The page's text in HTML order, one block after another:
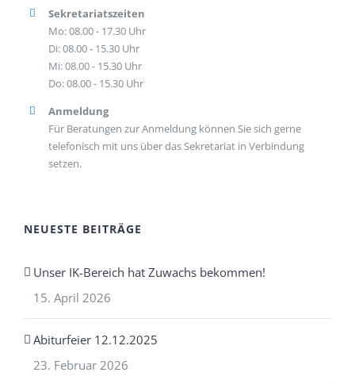
Sekretariatszeiten
Mo: 08.00 - 17.30 Uhr
Di: 08.00 - 15.30 Uhr
Mi: 08.00 - 15.30 Uhr
Do: 08.00 - 15.30 Uhr
Anmeldung
Für Beratungen zur Anmeldung können Sie sich gerne
telefonisch mit uns über das Sekretariat in Verbindung
setzen.
NEUESTE BEITRÄGE
Unser IK-Bereich hat Zuwachs bekommen!
15. April 2026
Abiturfeier 12.12.2025
23. Februar 2026